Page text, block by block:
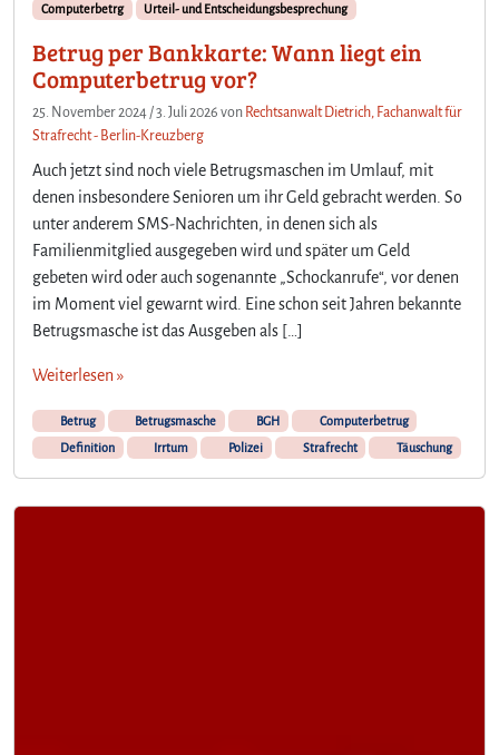
Computerbetrg Urteil- und Entscheidungsbesprechung
Betrug per Bankkarte: Wann liegt ein
Computerbetrug vor?
25. November 2024 /3. Juli 2026 von Rechtsanwalt Dietrich, Fachanwalt für
Strafrecht - Berlin-Kreuzberg
Auch jetzt sind noch viele Betrugsmaschen im Umlauf, mit
denen insbesondere Senioren um ihr Geld gebracht werden. So
unter anderem SMS-Nachrichten, in denen sich als
Familienmitglied ausgegeben wird und später um Geld
gebeten wird oder auch sogenannte „Schockanrufe“, vor denen
im Moment viel gewarnt wird. Eine schon seit Jahren bekannte
Betrugsmasche ist das Ausgeben als […]
Weiterlesen »
Betrug Betrugsmasche BGH
Computerbetrug
Definition
Irrtum Polizei Strafrecht Täuschung